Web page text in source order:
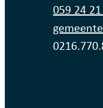
059 24
E-mail